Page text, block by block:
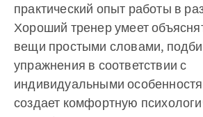
практический опыт работы в
Хороший тренер умеет
вещи простыми словами,
упражнения в соответствии с
индивидуальными
создает комфортную